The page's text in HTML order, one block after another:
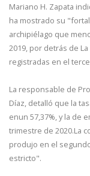
Mariano H. Zapata
ha mostrado su
archipiélago que
2019, por detrás de
registradas en el
La responsable de
Díaz, detalló que la
enun 57,37%, y la de
trimestre de 2020.La
produjo en el
estricto".